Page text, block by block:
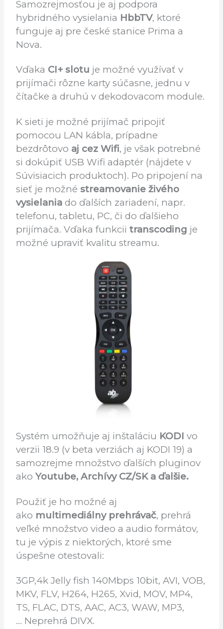
počas reklám, prijímač zvláda dokonca aj
dve 4K stanice súčasne v PIP. Pre
zjednodušenie ovládania Vašej zostavy v
obývačke poslúži funkcia
hybridného vysielaniaHbbTV, ktoré
funguje aj pre české stanice Prima a
Nova.
VďakaCI+ slotu je možné využívať v
prijímači rôzne karty súčasne, jednu v
čítačke a druhú v dekodovacom module.
K sieti je možné prijímač pripojiť
pomocou LAN kábla, prípadne
bezdrôtovoaj cez Wifi, je však potrebné
si dokúpiť USB Wifi adaptér (nájdete v
Súvisiacich produktoch). Po pripojení na
sieť je možnéstreamovanie živého
do ďalších zariadení, napr.
telefonu, tabletu, PC, či do ďalšieho
prijímača. Vďaka funkcii
možné upraviť kvalitu streamu.
verzii 18.9 (v beta verziách aj KODI 19) a
samozrejme množstvo ďalších pluginov
akoYoutube, Archívy CZ/SK a ďalšie.
Použiť je ho možné aj
veľké množstvo video a audio formátov,
tu je výpis z niektorých, ktoré sme
úspešne otestovali: